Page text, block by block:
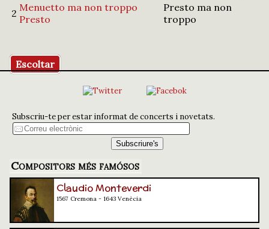
2 Menuetto ma non troppo
Presto
Presto ma non
troppo
Escoltar
Subscriu-te per estar informat de concerts i novetats.
Compositors més famósos
Claudio Monteverdi
1567 Cremona - 1643 Venècia